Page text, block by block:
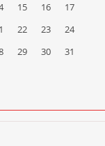
407 47 VARNSDORF
723 581 881
petrovajitka@seznam.cz
15 16
17
22 23
24
29 30 31